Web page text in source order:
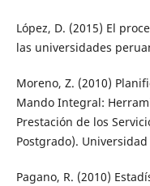
López, D. (2015) El
las universidades
Moreno, Z. (2010)
Mando Integral:
Prestación de los
Postgrado).
Pagano, R. (2010)